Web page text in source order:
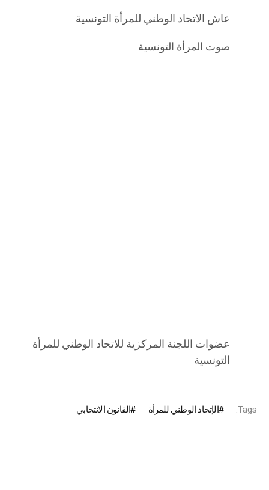
عاش الاتحاد الوطني للمرأة التونسية
صوت المرأة التونسية
عضوات اللجنة المركزية للاتحاد الوطني للمرأة
التونسية
Tags: الإتحاد الوطني للمرأة القانون الانتخابي